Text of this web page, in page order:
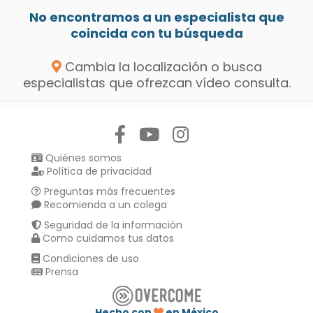
No encontramos a un especialista que
coincida con tu búsqueda
Cambia la localización o busca
especialistas que ofrezcan vídeo consulta.
Quiénes somos
Política de privacidad
Preguntas más frecuentes
Recomienda a un colega
Seguridad de la información
Como cuidamos tus datos
Condiciones de uso
Prensa